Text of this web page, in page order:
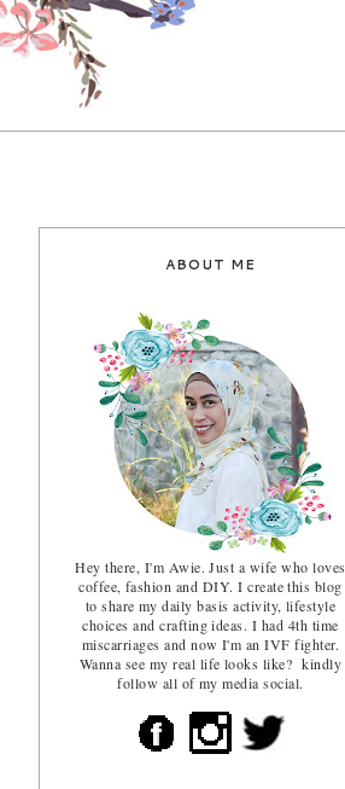
ABOUT ME
Hey there, I'm Awie. Just a wife who loves
coffee, fashion and DIY. I create this blog
to share my daily basis activity, lifestyle
choices and crafting ideas. I had 4th time
miscarriages and now I'm an IVF fighter.
Wanna see my real life looks like? kindly
follow all of my media social.